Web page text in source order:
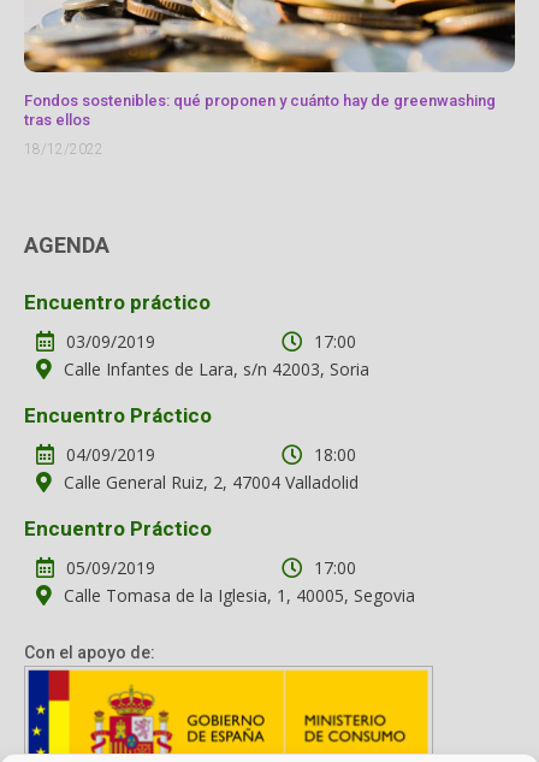
Fondos sostenibles: qué proponen y cuánto hay de greenwashing
tras ellos
18/12/2022
AGENDA
Encuentro práctico
03/09/2019
17:00
Calle Infantes de Lara, s/n 42003, Soria
Encuentro Práctico
04/09/2019
18:00
Calle General Ruiz, 2, 47004 Valladolid
Encuentro Práctico
05/09/2019
17:00
Calle Tomasa de la Iglesia, 1, 40005, Segovia
Con el apoyo de: